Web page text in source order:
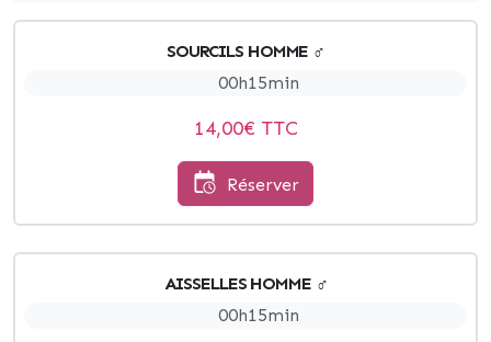
SOURCILS HOMME ♂
00h15min
14,00€ TTC
Réserver
AISSELLES HOMME ♂
00h15min